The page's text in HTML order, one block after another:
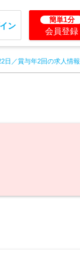
ン
簡単1分
会員登録
日／賞与年2回の求人情報